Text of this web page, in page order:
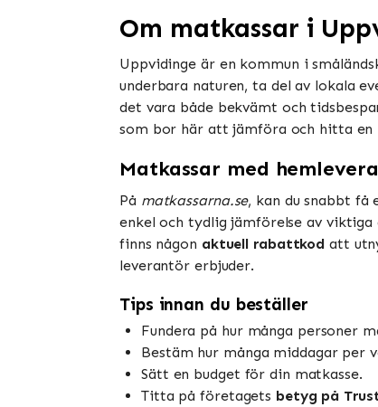
Om matkassar i
Uppvidinge är en kommun i
underbara naturen, ta del av lokala
det vara både bekvämt och
som bor här att jämföra och hitta en
Matkassar med
På matkassarna.se, kan du snabbt få
enkel och tydlig jämförelse av viktiga
finns någon aktuell rabattkod att
leverantör erbjuder.
Tips innan du beställer
Fundera på hur många personer
Bestäm hur många middagar per
Sätt en budget för din matkasse.
Titta på företagets betyg på